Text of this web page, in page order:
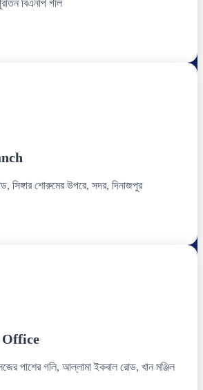
বিএনপি গলি
সিঙ্গার শোরুমের উপরে, সদর, দিনাজপুর
Office
পাশের গলি, আল্লামা ইকবাল রোড, খান মঞ্জিল